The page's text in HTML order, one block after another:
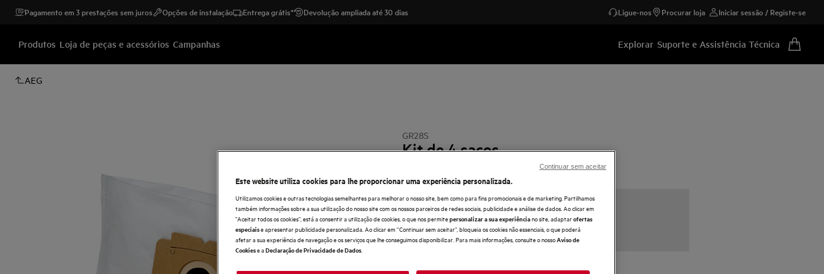
Pagamento em 3 prestações sem juros Opções de instalação Entrega grátis* Devolução ampliada até 30 dias Ligue-nos Procurar loja Iniciar sessão / Registe-se
Produtos Loja de peças e acessórios Campanhas Explorar Suporte e Assistência Técnica
AEG
GR28S
Kit de 4 sacos
0 (0)
Este website utiliza cookies para lhe proporcionar uma experiência personalizada.
Utilizamos cookies e outras tecnologias semelhantes para melhorar o nosso site, bem como para fins promocionais e de marketing. Partilhamos
também informações sobre a sua utilização do nosso site com os nossos parceiros de redes sociais, publicidade e análise de dados. Ao clicar em
"Aceitar todos os cookies”, está a consentir a utilização de cookies, o que nos permitepersonalizar a sua experiênciano site, adaptarofertas
especiaise apresentar publicidade personalizada. Ao clicar em “Continuar sem aceitar”, bloqueia os cookies não essenciais, o que poderá
afetar a sua experiência de navegação e os serviços que lhe conseguimos disponibilizar. Para mais informações, consulte o nossoAviso de
Cookiese aDeclaração de Privacidade de Dados
Continuar sem aceitar